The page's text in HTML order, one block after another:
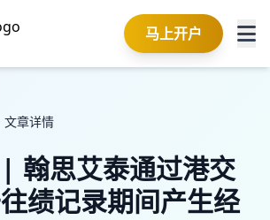
马上开户
文章详情
翰思艾泰通过港交
绩记录期间产生经